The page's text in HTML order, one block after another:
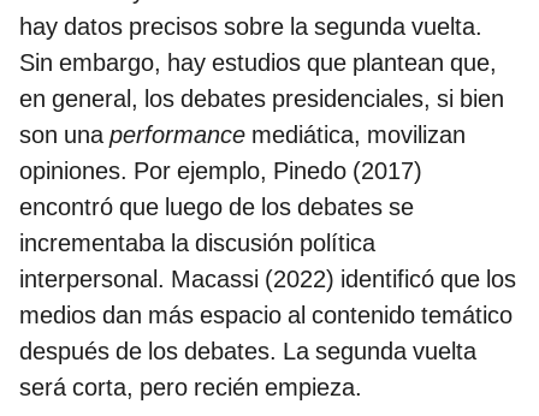
hay datos precisos sobre la segunda vuelta.
Sin embargo, hay estudios que plantean que,
en general, los debates presidenciales, si bien
son unaperformance mediática, movilizan
opiniones. Por ejemplo, Pinedo (2017)
encontró que luego de los debates se
incrementaba la discusión política
interpersonal. Macassi (2022) identificó que los
medios dan más espacio al contenido temático
después de los debates. La segunda vuelta
será corta, pero recién empieza.